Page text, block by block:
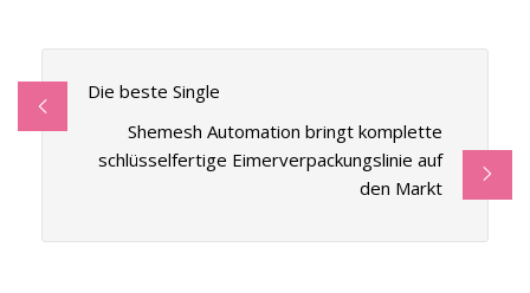
Die beste Single
Shemesh Automation bringt komplette
schlüsselfertige Eimerverpackungslinie auf
den Markt